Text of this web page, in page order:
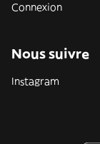
Connexion
Nous suivre
Instagram